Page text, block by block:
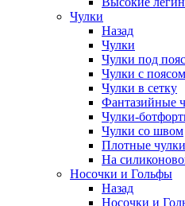
Чулки
Назад
Чулки
Чулки под пояс
Чулки с поясом
Чулки в сетку
Фантазийные
Чулки-
Чулки со швом
Плотные чулки
На
Носочки и Гольфы
Назад
Носочки и